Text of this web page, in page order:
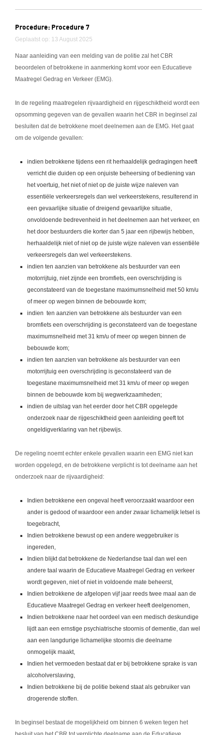
Procedure: Procedure 7
Geplaatst op: 13 August 2025
Naar aanleiding van een melding van de politie zal het CBR
beoordelen of betrokkene in aanmerking komt voor een Educatieve
Maatregel Gedrag en Verkeer (EMG).
In de regeling maatregelen rijvaardigheid en rijgeschiktheid wordt een
opsomming gegeven van de gevallen waarin het CBR in beginsel zal
besluiten dat de betrokkene moet deelnemen aan de EMG. Het gaat
om de volgende gevallen:
indien betrokkene tijdens een rit herhaaldelijk gedragingen heeft
verricht die duiden op een onjuiste beheersing of bediening van
het voertuig, het niet of niet op de juiste wijze naleven van
essentiële verkeersregels dan wel verkeerstekens, resulterend in
een gevaarlijke situatie of dreigend gevaarlijke situatie,
onvoldoende bedrevenheid in het deelnemen aan het verkeer, en
het door bestuurders die korter dan 5 jaar een rijbewijs hebben,
herhaaldelijk niet of niet op de juiste wijze naleven van essentiële
verkeersregels dan wel verkeerstekens.
indien ten aanzien van betrokkene als bestuurder van een
motorrijtuig, niet zijnde een bromfiets, een overschrijding is
geconstateerd van de toegestane maximumsnelheid met 50 km/u
of meer op wegen binnen de bebouwde kom;
indien ten aanzien van betrokkene als bestuurder van een
bromfiets een overschrijding is geconstateerd van de toegestane
maximumsnelheid met 31 km/u of meer op wegen binnen de
bebouwde kom;
indien ten aanzien van betrokkene als bestuurder van een
motorrijtuig een overschrijding is geconstateerd van de
toegestane maximumsnelheid met 31 km/u of meer op wegen
binnen de bebouwde kom bij wegwerkzaamheden;
indien de uitslag van het eerder door het CBR opgelegde
onderzoek naar de rijgeschiktheid geen aanleiding geeft tot
ongeldigverklaring van het rijbewijs.
De regeling noemt echter enkele gevallen waarin een EMG niet kan
worden opgelegd, en de betrokkene verplicht is tot deelname aan het
onderzoek naar de rijvaardigheid:
Indien betrokkene een ongeval heeft veroorzaakt waardoor een
ander is gedood of waardoor een ander zwaar lichamelijk letsel is
toegebracht,
Indien betrokkene bewust op een andere weggebruiker is
ingereden,
Indien blijkt dat betrokkene de Nederlandse taal dan wel een
andere taal waarin de Educatieve Maatregel Gedrag en verkeer
wordt gegeven, niet of niet in voldoende mate beheerst,
Indien betrokkene de afgelopen vijf jaar reeds twee maal aan de
Educatieve Maatregel Gedrag en verkeer heeft deelgenomen,
Indien betrokkene naar het oordeel van een medisch deskundige
lijdt aan een ernstige psychiatrische stoornis of dementie, dan wel
aan een langdurige lichamelijke stoornis die deelname
onmogelijk maakt,
Indien het vermoeden bestaat dat er bij betrokkene sprake is van
alcoholverslaving,
Indien betrokkene bij de politie bekend staat als gebruiker van
drogerende stoffen.
In beginsel bestaat de mogelijkheid om binnen 6 weken tegen het